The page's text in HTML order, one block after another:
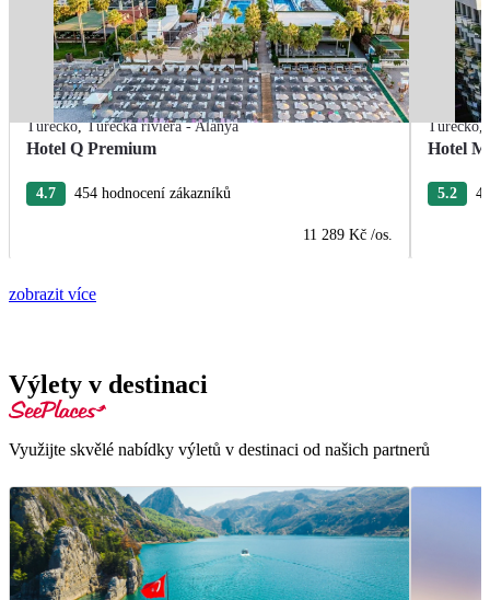
Turecko,Turecká riviéra - Alanya
Hotel Q Premium
4.7 454 hodnocení zákazníků
11 289 Kč /os.
Turecko,
Hotel
5.2
zobrazit více
Výlety v destinaci
Využijte skvělé nabídky výletů v destinaci od našich partnerů